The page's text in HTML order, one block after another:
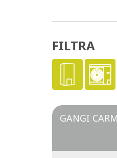
FILTRA
GANGI